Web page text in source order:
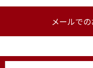
メールで